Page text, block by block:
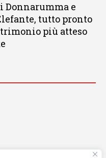
Donnarumma e
tutto pronto
più atteso